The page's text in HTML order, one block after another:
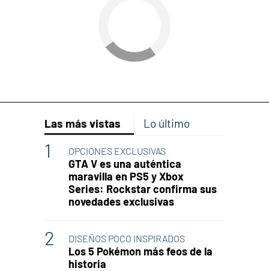
Las más vistas Lo último
OPCIONES EXCLUSIVAS
GTA V es una auténtica
maravilla en PS5 y Xbox
Series: Rockstar confirma sus
novedades exclusivas
DISEÑOS POCO INSPIRADOS
Los 5 Pokémon más feos de la
historia